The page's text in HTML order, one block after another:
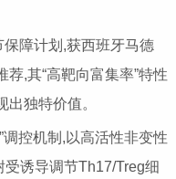
障计划,获西班牙马德
,其“高靶向富集率”特性
独特价值。
控机制,以高活性非变性
受诱导调节Th17/Treg细